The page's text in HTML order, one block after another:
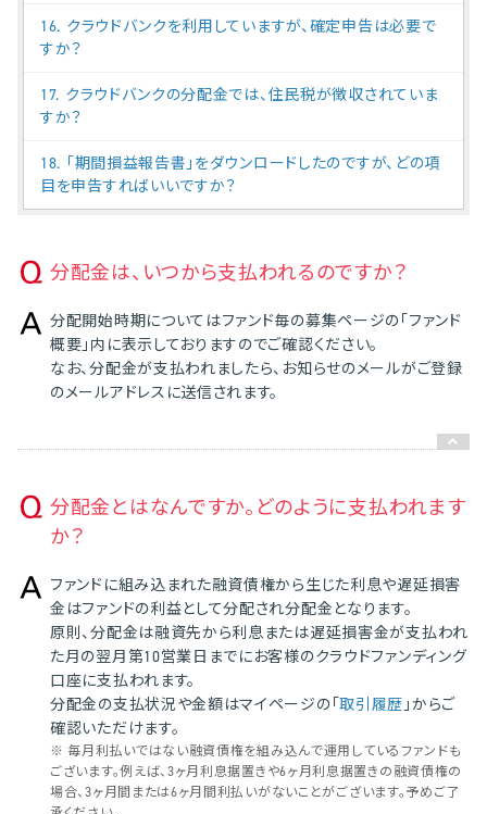
16. クラウドバンクを利用していますが、確定申告は必要で
すか？
17. クラウドバンクの分配金では、住民税が徴収されていま
すか？
18. 「期間損益報告書」をダウンロードしたのですが、どの項
目を申告すればいいですか？
分配金は、いつから支払われるのですか？
分配開始時期についてはファンド毎の募集ページの「ファンド
概要」内に表示しておりますのでご確認ください。
なお、分配金が支払われましたら、お知らせのメールがご登録
のメールアドレスに送信されます。
分配金とはなんですか。どのように支払われます
か？
ファンドに組み込まれた融資債権から生じた利息や遅延損害
金はファンドの利益として分配され分配金となります。
原則、分配金は融資先から利息または遅延損害金が支払われ
た月の翌月第10営業日までにお客様のクラウドファンディング
口座に支払われます。
分配金の支払状況や金額はマイページの「取引履歴」からご
確認いただけます。
※ 毎月利払いではない融資債権を組み込んで運用しているファンドも
ございます。例えば、3ヶ月利息据置きや6ヶ月利息据置きの融資債権の
場合、3ヶ月間または6ヶ月間利払いがないことがございます。予めご了